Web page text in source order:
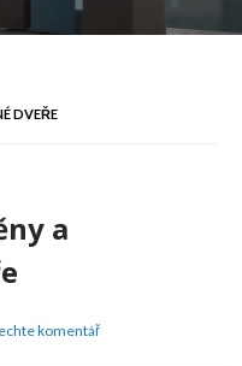
DVEŘE
a
komentářSkleněné